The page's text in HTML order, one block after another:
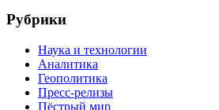
Рубрики
Наука и технологии
Аналитика
Геополитика
Пресс-релизы
Пёстрый мир